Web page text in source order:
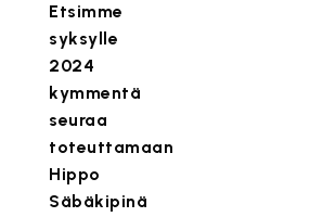
Etsimme
syksylle
2024
kymmentä
seuraa
toteuttamaan
Hippo
Säbäkipinä